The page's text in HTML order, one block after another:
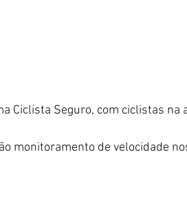
Ciclista Seguro, com ciclistas na
monitoramento de velocidade